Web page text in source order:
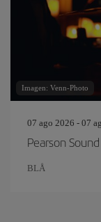
Imagen: Venn-Photo
07 ago 2026 - 07
Pearson Sound
BLÅ